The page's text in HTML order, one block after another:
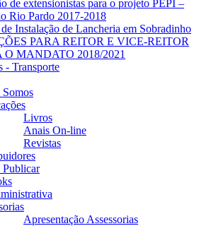
de extensionistas para o projeto PEPI –
Rio Pardo 2017-2018
Instalação de Lancheria em Sobradinho
PARA REITOR E VICE-REITOR
O MANDATO 2018/2021
- Transporte
Livros
Anais On-line
Revistas
Publicar
Apresentação Assessorias